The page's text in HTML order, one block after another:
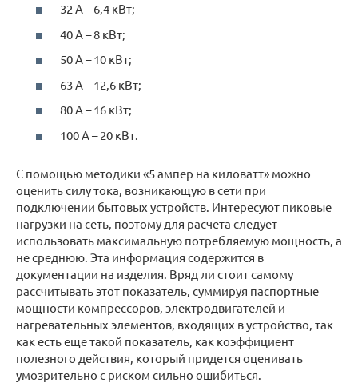
32 А – 6,4 кВт;
40 А – 8 кВт;
50 А – 10 кВт;
63 А – 12,6 кВт;
80 А – 16 кВт;
100 А – 20 кВт.
С помощью методики «5 ампер на киловатт» можно
оценить силу тока, возникающую в сети при
подключении бытовых устройств. Интересуют пиковые
нагрузки на сеть, поэтому для расчета следует
использовать максимальную потребляемую мощность, а
не среднюю. Эта информация содержится в
документации на изделия. Вряд ли стоит самому
рассчитывать этот показатель, суммируя паспортные
мощности компрессоров, электродвигателей и
нагревательных элементов, входящих в устройство, так
как есть еще такой показатель, как коэффициент
полезного действия, который придется оценивать
умозрительно с риском сильно ошибиться.